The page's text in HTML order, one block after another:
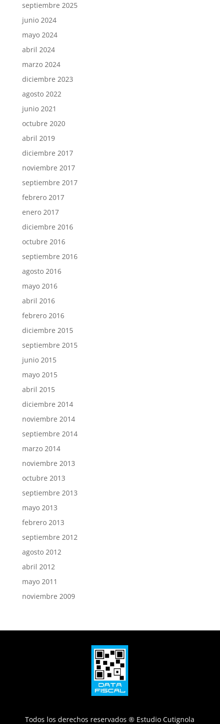
septiembre 2025
junio 2024
mayo 2024
abril 2024
marzo 2024
diciembre 2023
agosto 2022
junio 2021
octubre 2020
abril 2019
diciembre 2017
noviembre 2017
septiembre 2017
febrero 2017
enero 2017
diciembre 2016
octubre 2016
septiembre 2016
agosto 2016
mayo 2016
abril 2016
febrero 2016
diciembre 2015
septiembre 2015
junio 2015
mayo 2015
abril 2015
diciembre 2014
noviembre 2014
septiembre 2014
marzo 2014
noviembre 2013
octubre 2013
septiembre 2013
mayo 2013
febrero 2013
septiembre 2012
agosto 2012
abril 2012
mayo 2011
noviembre 2009
Todos los derechos reservados ® Estudio Cutignola